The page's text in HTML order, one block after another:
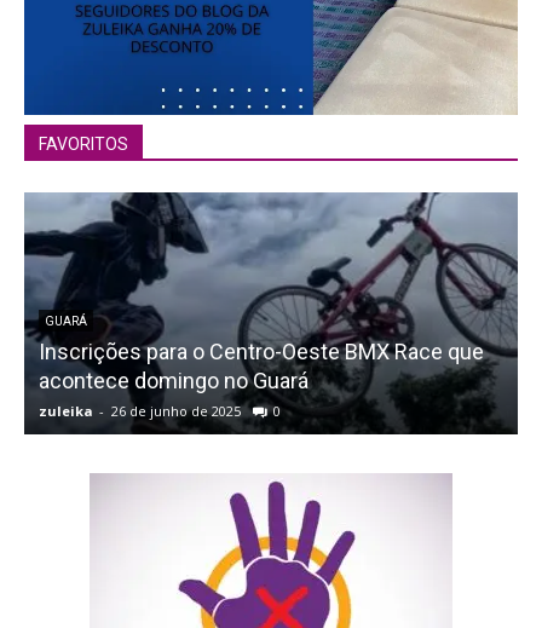
FAVORITOS
GUARÁ
Inscrições para o Centro-Oeste BMX Race que
acontece domingo no Guará
zuleika - 26 de junho de 2025 0